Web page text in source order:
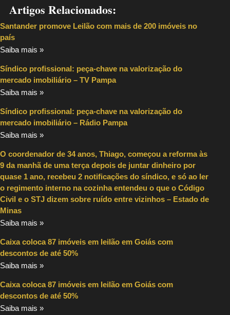
Artigos Relacionados:
Santander promove Leilão com mais de 200 imóveis no
país
Saiba mais »
Síndico profissional: peça-chave na valorização do
mercado imobiliário – TV Pampa
Saiba mais »
Síndico profissional: peça-chave na valorização do
mercado imobiliário – Rádio Pampa
Saiba mais »
O coordenador de 34 anos, Thiago, começou a reforma às
9 da manhã de uma terça depois de juntar dinheiro por
quase 1 ano, recebeu 2 notificações do síndico, e só ao ler
o regimento interno na cozinha entendeu o que o Código
Civil e o STJ dizem sobre ruído entre vizinhos – Estado de
Minas
Saiba mais »
Caixa coloca 87 imóveis em leilão em Goiás com
descontos de até 50%
Saiba mais »
Caixa coloca 87 imóveis em leilão em Goiás com
descontos de até 50%
Saiba mais »